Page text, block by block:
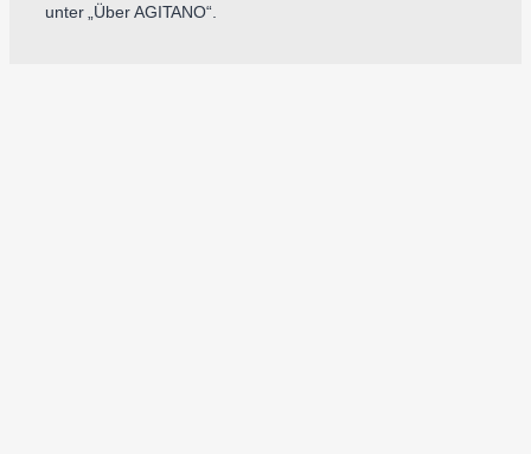
unter „Über AGITANO“.